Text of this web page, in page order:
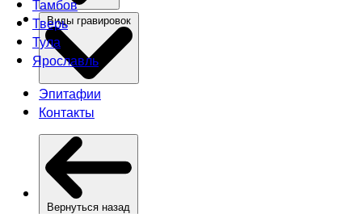
Тамбов
Тверь
Тула
Ярославль
Эпитафии
Контакты
Вернуться назад